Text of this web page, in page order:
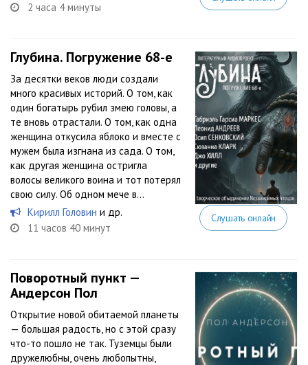
2 часа 4 минуты
Глубина. Погружение 68-е
За десятки веков люди создали
много красивых историй. О том, как
один богатырь рубил змею головы, а
те вновь отрастали. О том, как одна
женщина откусила яблоко и вместе с
мужем была изгнана из сада. О том,
как другая женщина остригла
волосы великого воина и тот потерял
свою силу. Об одном мече в...
Кирилл Головин и др.
11 часов 40 минут
Слушать онлайн
Поворотный пункт —
Андерсон Пол
Открытие новой обитаемой планеты
— большая радость, но с этой сразу
что-то пошло не так. Туземцы были
дружелюбны, очень любопытны,